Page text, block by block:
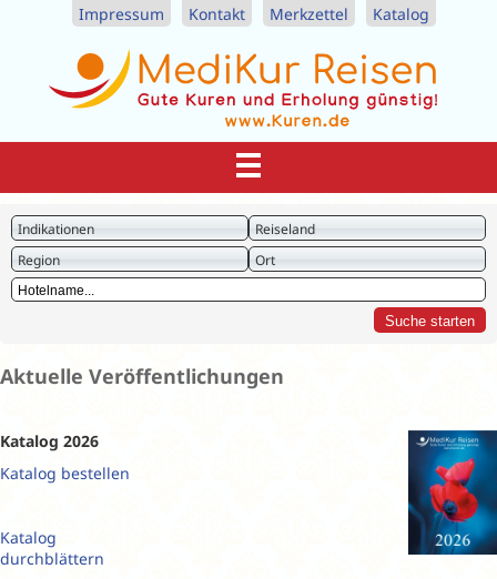
Impressum Kontakt Merkzettel Katalog
Indikationen
Reiseland
Region
Ort
Aktuelle Veröffentlichungen
Katalog 2026
Katalog bestellen
Katalog
durchblättern